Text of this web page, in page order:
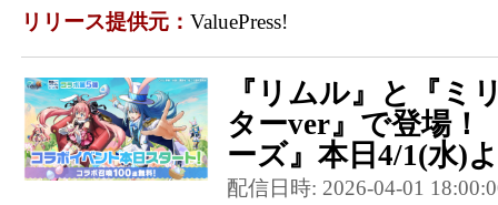
リリース提供元： ValuePress!
『リムル』と『ミ
ターver』で登場！
ーズ』本日4/1(水)
配信日時: 2026-04-01